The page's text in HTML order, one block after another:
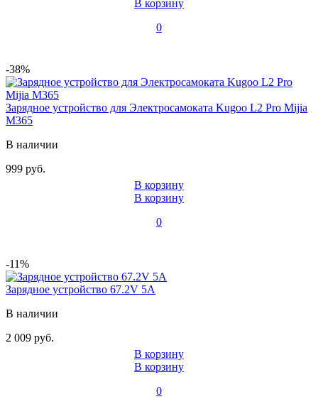
В корзину
0
-38%
Зарядное устройство для Электросамоката Kugoo L2 Pro Mijia
M365
В наличии
999 руб.
В корзину
В корзину
0
-11%
Зарядное устройство 67.2V 5А
В наличии
2 009 руб.
В корзину
В корзину
0